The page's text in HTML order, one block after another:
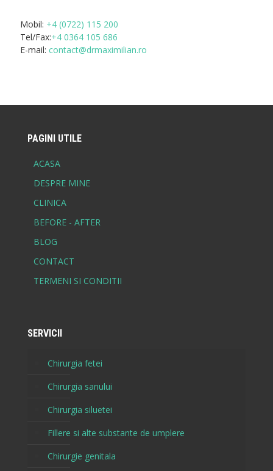
Mobil: +4 (0722) 115 200
Tel/Fax:+4 0364 105 686
E-mail: contact@drmaximilian.ro
PAGINI UTILE
ACASA
DESPRE MINE
CLINICA
BEFORE - AFTER
BLOG
CONTACT
TERMENI SI CONDITII
SERVICII
Chirurgia fetei
Chirurgia sanului
Chirurgia siluetei
Fillere si alte substante de umplere
Chirurgie genitala